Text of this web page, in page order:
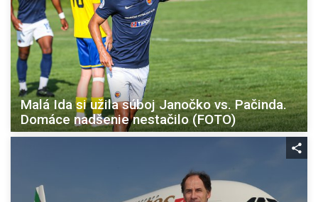
Malá Ida si užila súboj Janočko vs. Pačinda.
Domáce nadšenie nestačilo (FOTO)